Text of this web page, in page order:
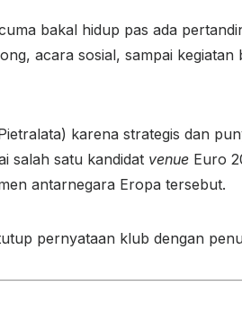
bakal hidup pas ada
acara sosial, sampai
karena strategis dan
salah satu kandidat venue Euro
antarnegara Eropa tersebut.
pernyataan klub dengan